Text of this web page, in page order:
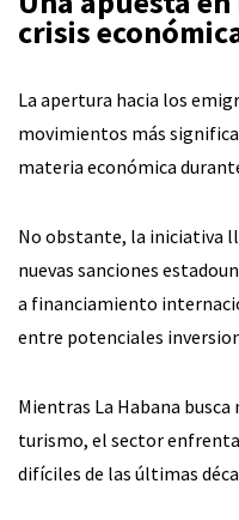
crisis
La apertura hacia los
movimientos más
materia económica
No obstante, la iniciativa
nuevas sanciones
a financiamiento
entre potenciales
Mientras La Habana
turismo, el sector
difíciles de las últimas